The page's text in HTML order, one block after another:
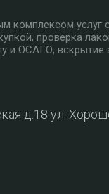
комплексом услуг
проверка
и ОСАГО,
д.18 ул.